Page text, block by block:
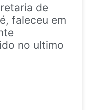
de
faleceu em
no ultimo